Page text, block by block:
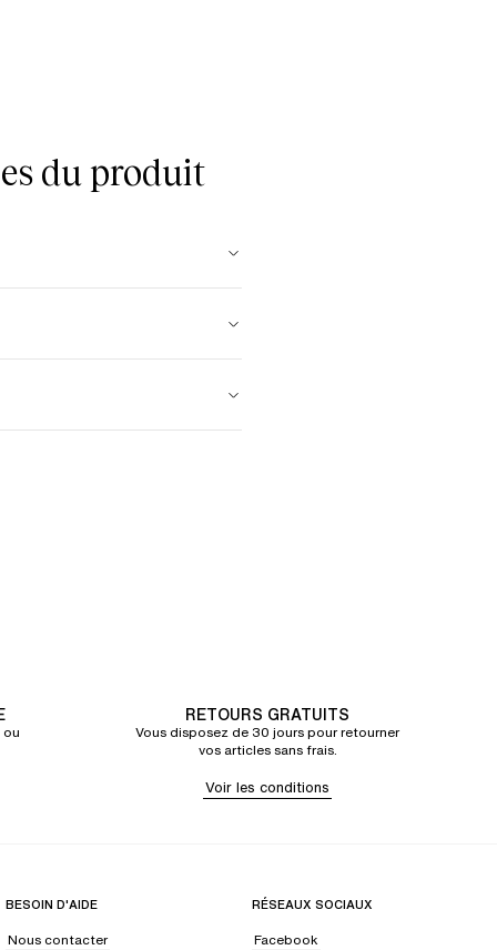
du produit
RETOURS GRATUITS
Vous disposez de 30 jours pour retourner
vos articles sans frais.
Voir les conditions
BESOIN D'AIDE
Nous contacter
RÉSEAUX SOCIAUX
Facebook